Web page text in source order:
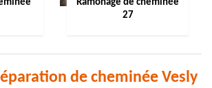
Ramonage de cheminée
27
de cheminée Vesly